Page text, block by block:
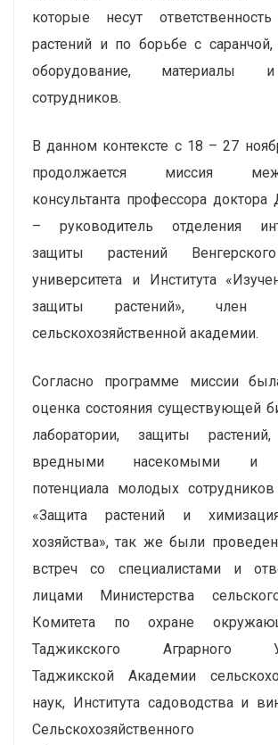
которые несут
растений и по борьбе с
оборудование, материалы
сотрудников.
В данном контексте с 18 – 27
продолжается миссия
консультанта профессора
– руководитель отделения
защиты растений
университета и Института
защиты растений», член
сельскохозяйственной академии.
Согласно программе миссии
оценка состояния существующей
лаборатории, защиты
вредными насекомыми и
потенциала молодых
«Защита растений и
хозяйства», так же были
встреч со специалистами и
лицами Министерства
Комитета по охране
Таджикского Аграрного
Таджикской Академии
наук, Института садоводства и
Сельскохозяйственного